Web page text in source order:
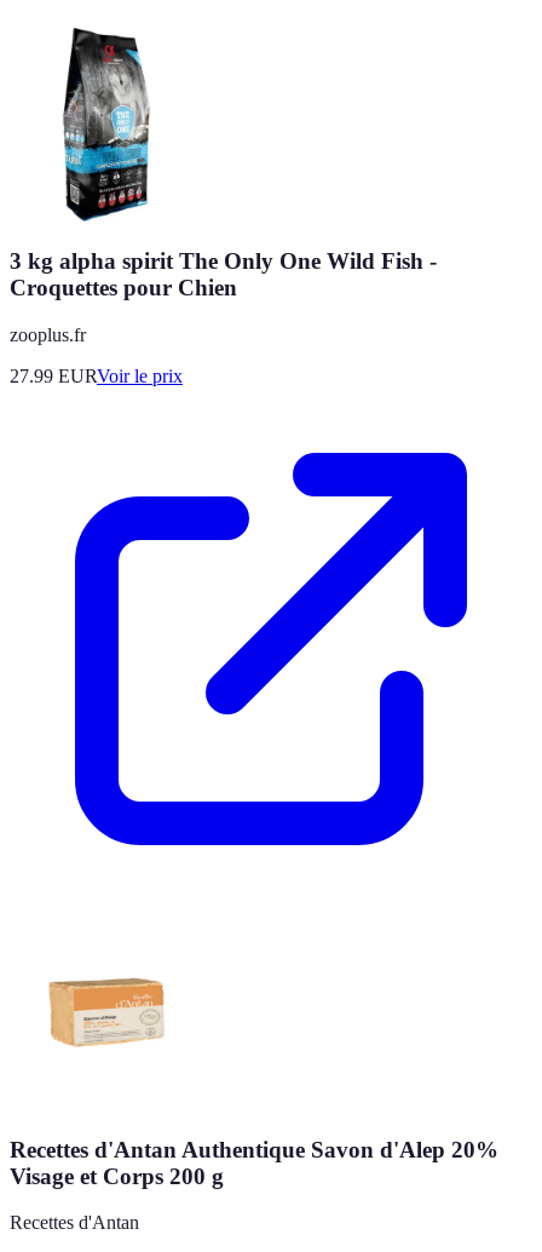
3 kg alpha spirit The Only One Wild Fish -
Croquettes pour Chien
zooplus.fr
27.99 EURVoir le prix
Recettes d'Antan Authentique Savon d'Alep 20%
Visage et Corps 200 g
Recettes d'Antan